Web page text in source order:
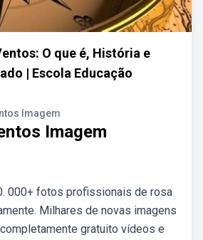
O que é, História e
| Escola Educação
Imagem
Imagem
000+ fotos profissionais de rosa
Milhares de novas imagens
gratuito vídeos e